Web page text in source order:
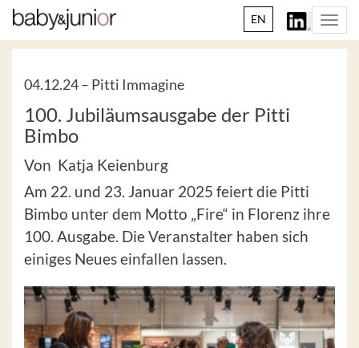
EN
04.12.24 – Pitti Immagine
100. Jubiläumsausgabe der Pitti
Bimbo
Von Katja Keienburg
Am 22. und 23. Januar 2025 feiert die Pitti
Bimbo unter dem Motto „Fire“ in Florenz ihre
100. Ausgabe. Die Veranstalter haben sich
einiges Neues einfallen lassen.